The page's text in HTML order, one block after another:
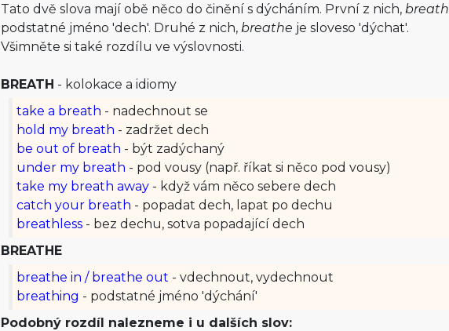
Tato dvě slova mají obě něco do činění s dýcháním. První z nich, breath
podstatné jméno 'dech'. Druhé z nich, breathe je sloveso 'dýchat'.
Všimněte si také rozdílu ve výslovnosti.
BREATH - kolokace a idiomy
take a breath - nadechnout se
hold my breath - zadržet dech
be out of breath - být zadýchaný
under my breath - pod vousy (např. říkat si něco pod vousy)
take my breath away- když vám něco sebere dech
catch your breath - popadat dech, lapat po dechu
breathless- bez dechu, sotva popadající dech
BREATHE
breathe in / breathe out - vdechnout, vydechnout
breathing - podstatné jméno 'dýchání'
Podobný rozdíl nalezneme i u dalších slov: